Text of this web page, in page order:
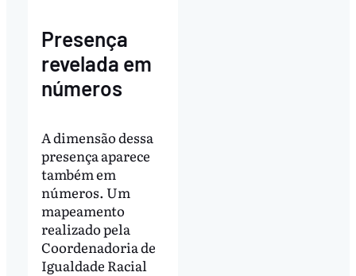
Presença
revelada em
números
A dimensão dessa
presença aparece
também em
números. Um
mapeamento
realizado pela
Coordenadoria de
Igualdade Racial